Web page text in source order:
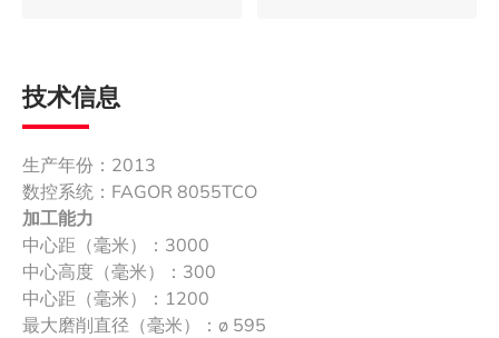
技术信息
生产年份：2013
数控系统：FAGOR 8055TCO
加工能力
中心距（毫米）：3000
中心高度（毫米）：300
中心距（毫米）：1200
最大磨削直径（毫米）：ø 595